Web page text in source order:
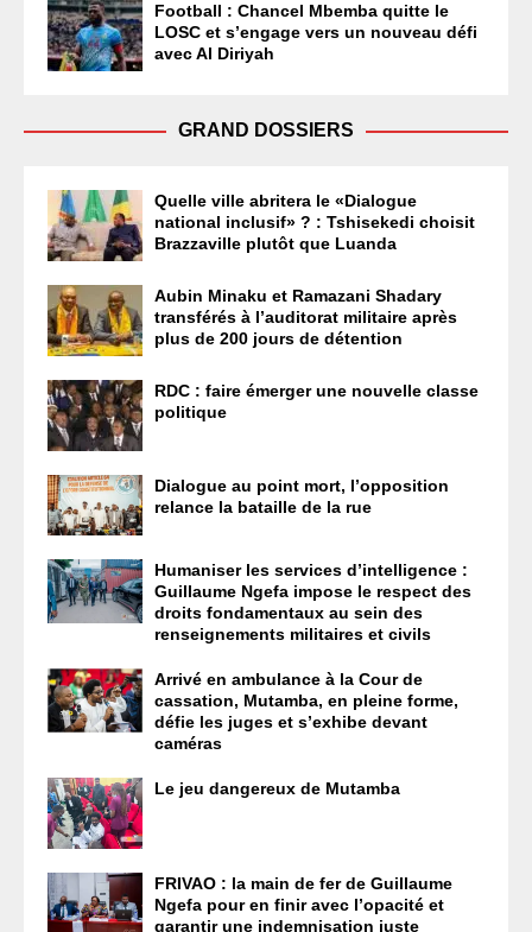
Football : Chancel Mbemba quitte le
LOSC et s’engage vers un nouveau défi
avec Al Diriyah
GRAND DOSSIERS
Quelle ville abritera le «Dialogue
national inclusif» ? : Tshisekedi choisit
Brazzaville plutôt que Luanda
Aubin Minaku et Ramazani Shadary
transférés à l’auditorat militaire après
plus de 200 jours de détention
RDC : faire émerger une nouvelle classe
politique
Dialogue au point mort, l’opposition
relance la bataille de la rue
Humaniser les services d’intelligence :
Guillaume Ngefa impose le respect des
droits fondamentaux au sein des
renseignements militaires et civils
Arrivé en ambulance à la Cour de
cassation, Mutamba, en pleine forme,
défie les juges et s’exhibe devant
caméras
Le jeu dangereux de Mutamba
FRIVAO : la main de fer de Guillaume
Ngefa pour en finir avec l’opacité et
garantir une indemnisation juste